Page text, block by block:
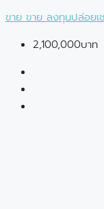
ขาย ขาย ลงทุนปล่อยเ
2,100,000บาท